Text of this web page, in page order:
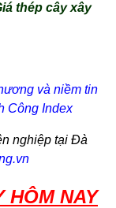
thép cây xây
và niềm tin
Công Index
nghiệp tại Đà
HÔM NAY